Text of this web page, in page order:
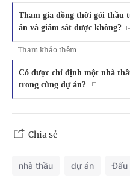
Tham gia đồng thời gói thầu
án và giám sát được không?
Tham khảo thêm
Có được chỉ định một nhà
trong cùng dự án?
Chia sẻ
nhà thầu dự án Đấu